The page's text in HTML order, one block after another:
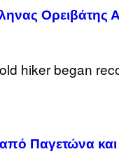
Ορειβάτης
Παγετώνα και